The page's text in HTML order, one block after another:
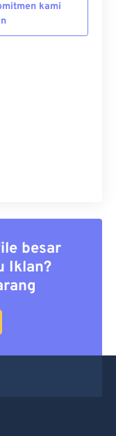
kami
besar
Iklan?